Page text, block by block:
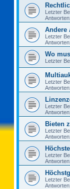
Letzter
Antworten:
Andere
Letzter
Antworten:
Wo
Letzter
Letzter
Antworten:
Letzter
Antworten:
Bieten
Letzter
Antworten:
Letzter
Antworten:
Letzter
Antworten: